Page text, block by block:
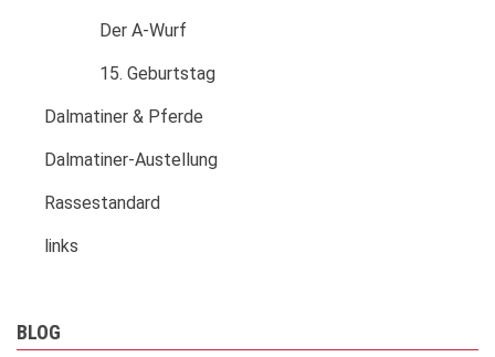
Der A-Wurf
15. Geburtstag
Dalmatiner & Pferde
Dalmatiner-Austellung
Rassestandard
links
BLOG